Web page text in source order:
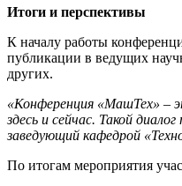
Итоги и перспективы
К началу работы
публикации в ведущих
других.
«Конференция «МашТех» –
здесь и сейчас. Такой
заведующий кафедрой
По итогам мероприятия